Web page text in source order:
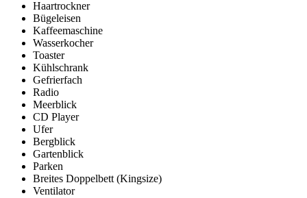
Haartrockner
Bügeleisen
Kaffeemaschine
Wasserkocher
Toaster
Kühlschrank
Gefrierfach
Radio
Meerblick
CD Player
Ufer
Bergblick
Gartenblick
Parken
Breites Doppelbett (Kingsize)
Ventilator